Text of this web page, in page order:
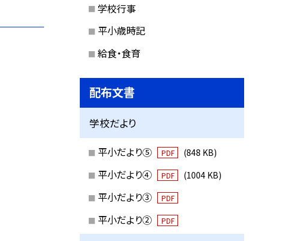
学校行事
平小歳時記
給食・食育
配布文書
学校だより
平小だより⑤ PDF (848 KB)
平小だより④ PDF (1004 KB)
平小だより③ PDF
平小だより② PDF